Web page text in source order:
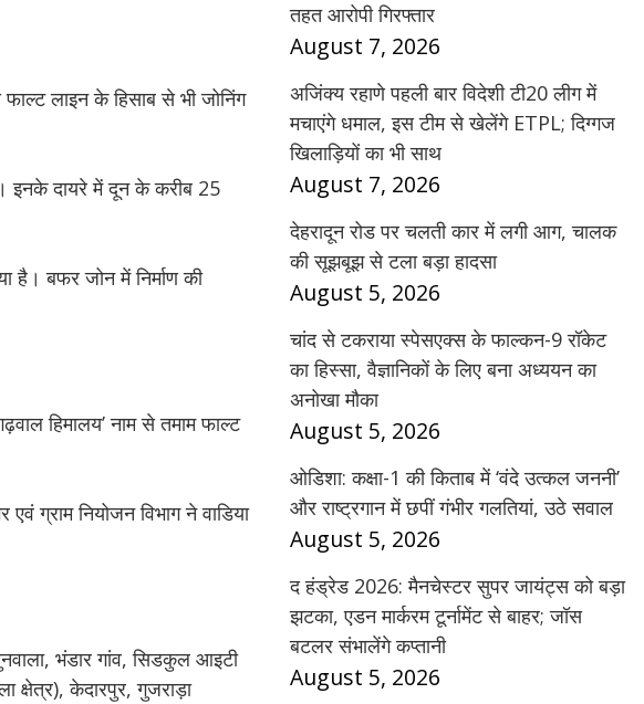
लाइन के हिसाब से भी जोनिंग
इनके दायरे में दून के करीब 25
है। बफर जोन में निर्माण की
हिमालय’ नाम से तमाम फाल्ट
ग्राम नियोजन विभाग ने वाडिया
भंडार गांव, सिडकुल आइटी
क्षेत्र), केदारपुर, गुजराड़ा
तहत आरोपी गिरफ्तार
August 7, 2026
अजिंक्य रहाणे पहली बार विदेशी टी20 लीग में
मचाएंगे धमाल, इस टीम से खेलेंगे ETPL; दिग्गज
खिलाड़ियों का भी साथ
August 7, 2026
देहरादून रोड पर चलती कार में लगी आग, चालक
की सूझबूझ से टला बड़ा हादसा
August 5, 2026
चांद से टकराया स्पेसएक्स के फाल्कन-9 रॉकेट
का हिस्सा, वैज्ञानिकों के लिए बना अध्ययन का
अनोखा मौका
August 5, 2026
ओडिशा: कक्षा-1 की किताब में ‘वंदे उत्कल जननी’
और राष्ट्रगान में छपीं गंभीर गलतियां, उठे सवाल
August 5, 2026
द हंड्रेड 2026: मैनचेस्टर सुपर जायंट्स को बड़ा
झटका, एडन मार्करम टूर्नामेंट से बाहर; जॉस
बटलर संभालेंगे कप्तानी
August 5, 2026